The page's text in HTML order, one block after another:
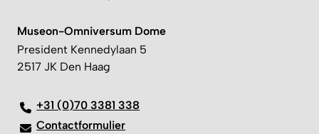
Museon-Omniversum Dome
President Kennedylaan 5
2517 JK Den Haag
+31 (0)70 3381 338
Contactformulier